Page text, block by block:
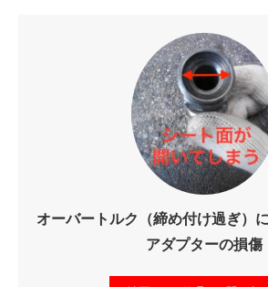
オーバートルク（締め付け過ぎ）
アダプターの損傷